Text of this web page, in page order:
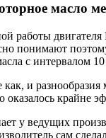
масло
двигателя
понимают
с интервалом
и
оказалось крайне
у ведущих
сам